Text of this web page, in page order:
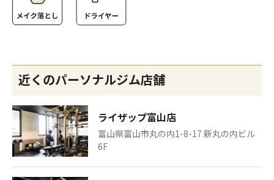
近くのパーソナルジム店舗
ライザップ富山店
富山県富山市丸の内1-8-17 新丸の内ビル
6F